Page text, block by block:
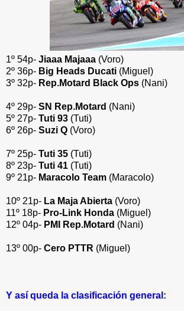
1º 54p- Jiaaa Majaaa (Voro)
2º 36p- Big Heads Ducati (Miguel)
3º 32p- Rep.Motard Black Ops (Nani)
4º 29p- SN Rep.Motard (Nani)
5º 27p- Tuti 93 (Tuti)
6º 26p- Suzi Q (Voro)
7º 25p- Tuti 35 (Tuti)
8º 23p- Tuti 41 (Tuti)
9º 21p- Maracolo Team (Maracolo)
10º 21p- La Maja Abierta (Voro)
11º 18p- Pro-Link Honda (Miguel)
12º 04p- PMI Rep.Motard (Nani)
13º 00p- Cero PTTR (Miguel)
Y así queda la clasificación general: